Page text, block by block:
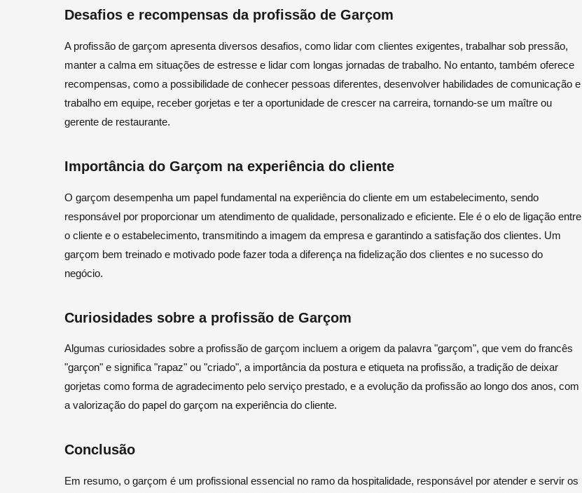
Desafios e recompensas da profissão de Garçom
A profissão de garçom apresenta diversos desafios, como lidar com clientes exigentes, trabalhar sob pressão,
manter a calma em situações de estresse e lidar com longas jornadas de trabalho. No entanto, também oferece
recompensas, como a possibilidade de conhecer pessoas diferentes, desenvolver habilidades de comunicação e
trabalho em equipe, receber gorjetas e ter a oportunidade de crescer na carreira, tornando-se um maître ou
gerente de restaurante.
Importância do Garçom na experiência do cliente
O garçom desempenha um papel fundamental na experiência do cliente em um estabelecimento, sendo
responsável por proporcionar um atendimento de qualidade, personalizado e eficiente. Ele é o elo de ligação entre
o cliente e o estabelecimento, transmitindo a imagem da empresa e garantindo a satisfação dos clientes. Um
garçom bem treinado e motivado pode fazer toda a diferença na fidelização dos clientes e no sucesso do
negócio.
Curiosidades sobre a profissão de Garçom
Algumas curiosidades sobre a profissão de garçom incluem a origem da palavra "garçom", que vem do francês
"garçon" e significa "rapaz" ou "criado", a importância da postura e etiqueta na profissão, a tradição de deixar
gorjetas como forma de agradecimento pelo serviço prestado, e a evolução da profissão ao longo dos anos, com
a valorização do papel do garçom na experiência do cliente.
Conclusão
Em resumo, o garçom é um profissional essencial no ramo da hospitalidade, responsável por atender e servir os